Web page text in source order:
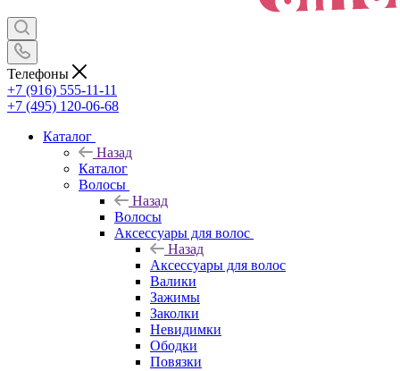
Телефоны
+7 (916) 555-11-11
+7 (495) 120-06-68
Каталог
Назад
Каталог
Волосы
Назад
Волосы
Аксессуары для волос
Назад
Аксессуары для волос
Валики
Зажимы
Заколки
Невидимки
Ободки
Повязки